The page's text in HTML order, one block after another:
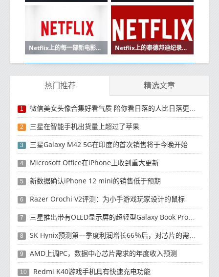
Netflix上的每一部新电影和电视剧 Netflix上的泰德邦迪纪录片又把我变成了一个恐惧的青少年
热门推荐 精选文章
1 微信美女头像合集好看气质 陪你看日落的人比日落更浪漫
2 三星在智能手机出货量上超过了苹果
3 三星Galaxy M42 5G在印度的首次销售将于今晚开始
4 Microsoft Office在iPhone上收到重大更新
5 新数据确认iPhone 12 mini的销售低于预期
6 Razer Orochi V2评测：为小手游戏玩家设计的鼠标
7 三星推出带有OLED显示屏的超轻型Galaxy Book Pro和Galaxy Book Pro 360笔记本电脑
8 SK Hynix预测第一季度利润增长66％后，对芯片的需求将增强
9 AMD上调PC，数据中心芯片需求的年度收入预测
10 Redmi K40游戏手机具有快速充电功能